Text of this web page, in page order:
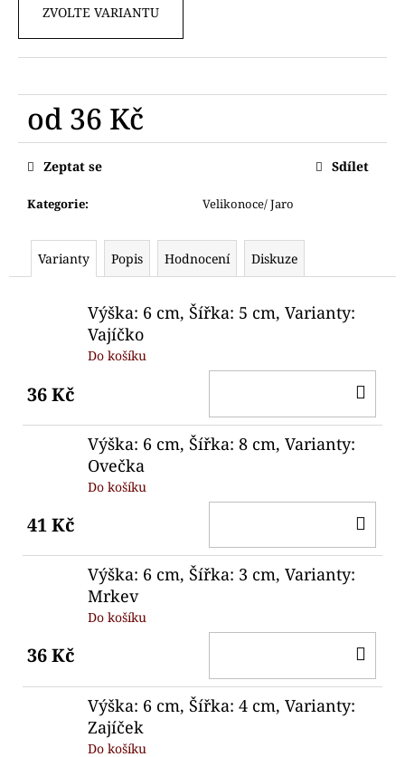
ZVOLTE VARIANTU
od 36 Kč
Měrná
cena:
Kategorie: Velikonoce/ Jaro
Zeptat se Sdílet
Varianty Popis Hodnocení Diskuze
Výška: 6 cm, Šířka: 5 cm, Varianty:
Vajíčko
Do košíku
36 Kč
Výška: 6 cm, Šířka: 8 cm, Varianty:
Ovečka
Do košíku
41 Kč
Výška: 6 cm, Šířka: 3 cm, Varianty:
Mrkev
Do košíku
36 Kč
Výška: 6 cm, Šířka: 4 cm, Varianty:
Zajíček
Do košíku
j
e
e
OPIČKA
69